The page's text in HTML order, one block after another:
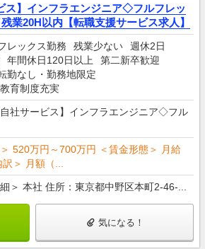
ス】インフラエンジニア◇フルフレッ
業20H以内【転職支援サービス求人】
レックス勤務 残業少ない
週休2日
年間休日120日以上
第二新卒歓迎
勤なし・勤務地限定
育制度充実
自社サービス】インフラエンジニア◇フル
520万円～700万円 ＜賃金形態＞ 月給
＞ 月額（...
＞ 本社 住所：東京都中野区本町2-46-...
気になる！